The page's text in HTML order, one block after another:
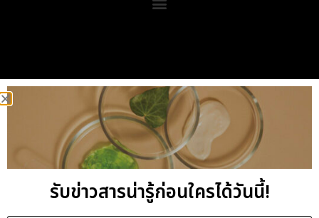
I plus Q Company Limited
รับข่าวสารน่ารู้ก่อนใครได้วันนี้!